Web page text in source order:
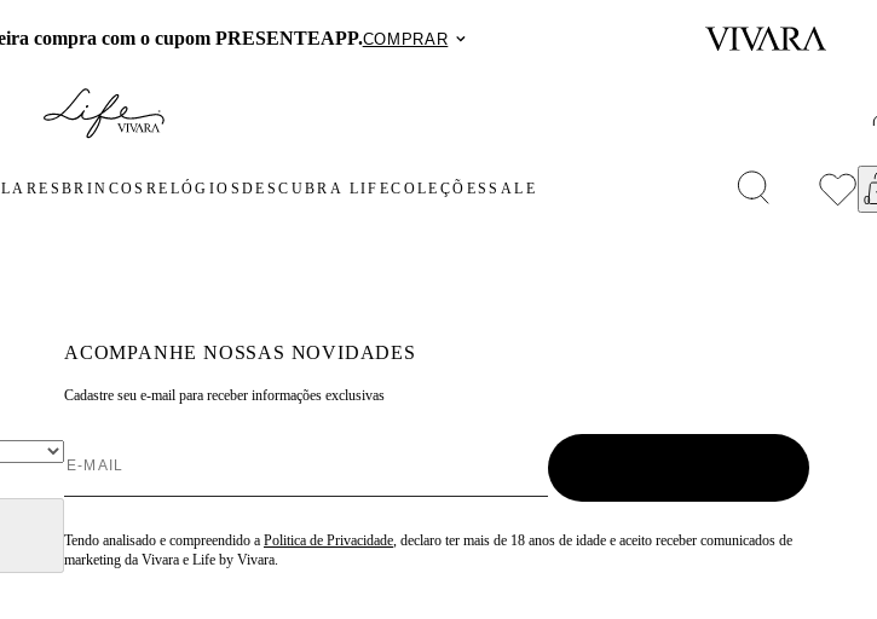
compra com o cupom PRESENTEAPP.COMPRAR
BRINCOS RELÓGIOSDESCUBRA LIFECOLEÇÕESSALE
ACOMPANHE NOSSAS NOVIDADES
Cadastre seu e-mail para receber informações exclusivas
Tendo analisado e compreendido a Politica de Privacidade, declaro ter mais de 18 anos de idade e aceito receber comunicados de
marketing da Vivara e Life by Vivara.